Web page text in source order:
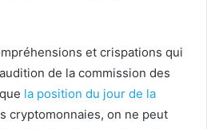
et crispations qui
de la commission des
la position du jour de la
cryptomonnaies, on ne peut